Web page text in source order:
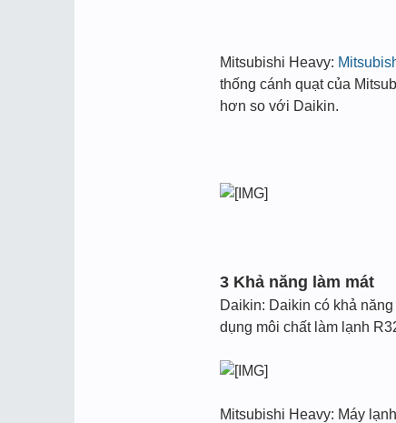
Mitsubishi Heavy:
thống cánh quạt của
hơn so với Daikin.
3 Khả năng làm mát
Daikin: Daikin có khả
dụng môi chất làm lạnh
Mitsubishi Heavy: Máy